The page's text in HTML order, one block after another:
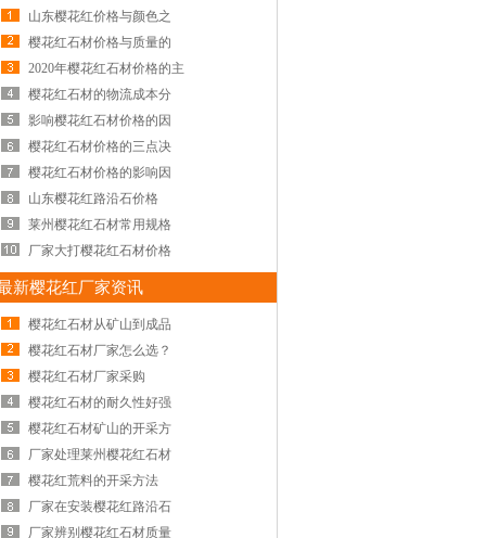
山东樱花红价格与颜色之
樱花红石材价格与质量的
2020年樱花红石材价格的主
樱花红石材的物流成本分
影响樱花红石材价格的因
樱花红石材价格的三点决
樱花红石材价格的影响因
山东樱花红路沿石价格
莱州樱花红石材常用规格
厂家大打樱花红石材价格
新樱花红厂家资讯
樱花红石材从矿山到成品
樱花红石材厂家怎么选？
樱花红石材厂家采购
樱花红石材的耐久性好强
樱花红石材矿山的开采方
厂家处理莱州樱花红石材
樱花红荒料的开采方法
厂家在安装樱花红路沿石
厂家辨别樱花红石材质量